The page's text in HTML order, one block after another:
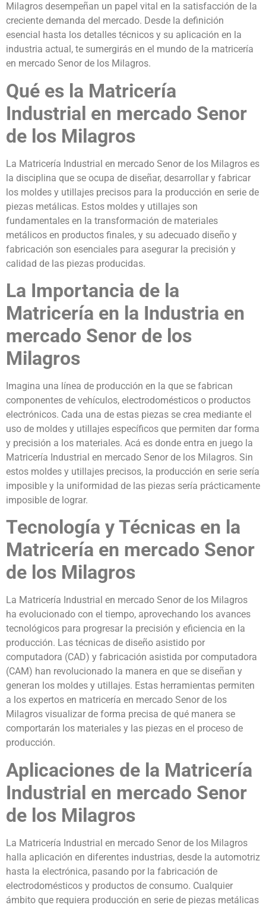
Milagros desempeñan un papel vital en la satisfacción de la
creciente demanda del mercado. Desde la definición
esencial hasta los detalles técnicos y su aplicación en la
industria actual, te sumergirás en el mundo de la matricería
en mercado Senor de los Milagros.
Qué es la Matricería
Industrial en mercado Senor
de los Milagros
La Matricería Industrial en mercado Senor de los Milagros es
la disciplina que se ocupa de diseñar, desarrollar y fabricar
los moldes y utillajes precisos para la producción en serie de
piezas metálicas. Estos moldes y utillajes son
fundamentales en la transformación de materiales
metálicos en productos finales, y su adecuado diseño y
fabricación son esenciales para asegurar la precisión y
calidad de las piezas producidas.
La Importancia de la
Matricería en la Industria en
mercado Senor de los
Milagros
Imagina una línea de producción en la que se fabrican
componentes de vehículos, electrodomésticos o productos
electrónicos. Cada una de estas piezas se crea mediante el
uso de moldes y utillajes específicos que permiten dar forma
y precisión a los materiales. Acá es donde entra en juego la
Matricería Industrial en mercado Senor de los Milagros. Sin
estos moldes y utillajes precisos, la producción en serie sería
imposible y la uniformidad de las piezas sería prácticamente
imposible de lograr.
Tecnología y Técnicas en la
Matricería en mercado Senor
de los Milagros
La Matricería Industrial en mercado Senor de los Milagros
ha evolucionado con el tiempo, aprovechando los avances
tecnológicos para progresar la precisión y eficiencia en la
producción. Las técnicas de diseño asistido por
computadora (CAD) y fabricación asistida por computadora
(CAM) han revolucionado la manera en que se diseñan y
generan los moldes y utillajes. Estas herramientas permiten
a los expertos en matricería en mercado Senor de los
Milagros visualizar de forma precisa de qué manera se
comportarán los materiales y las piezas en el proceso de
producción.
Aplicaciones de la Matricería
Industrial en mercado Senor
de los Milagros
La Matricería Industrial en mercado Senor de los Milagros
halla aplicación en diferentes industrias, desde la automotriz
hasta la electrónica, pasando por la fabricación de
electrodomésticos y productos de consumo. Cualquier
ámbito que requiera producción en serie de piezas metálicas